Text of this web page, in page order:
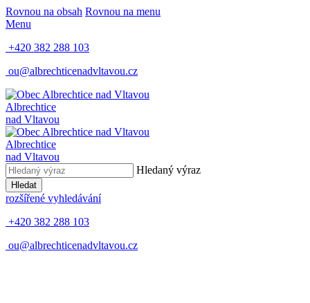
Rovnou na obsah Rovnou na menu
Menu
+420 382 288 103
ou@albrechticenadvltavou.cz
Albrechtice
nad Vltavou
Albrechtice
nad Vltavou
Hledaný výraz
Hledat
rozšířené vyhledávání
+420 382 288 103
ou@albrechticenadvltavou.cz